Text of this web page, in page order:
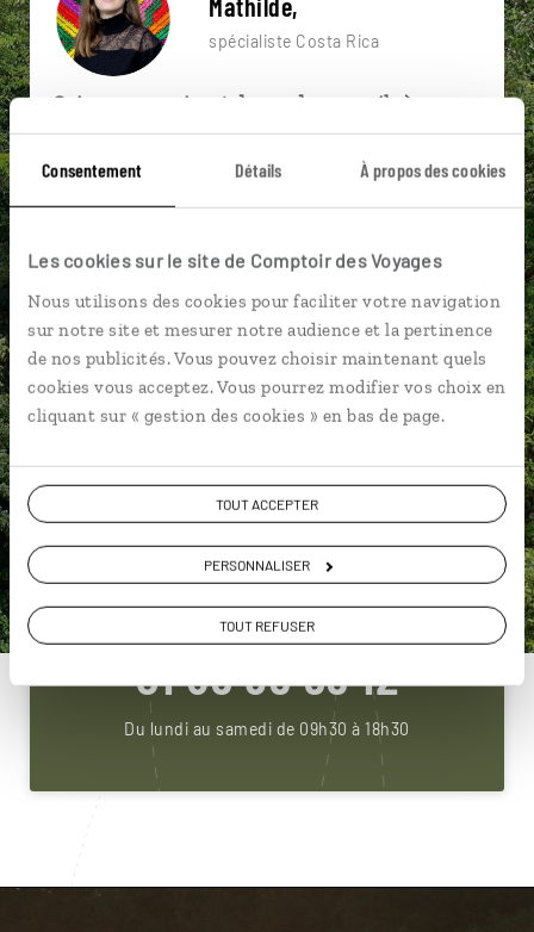
Consentement Détails À propos des cookies
Les cookies sur le site de Comptoir des Voyages
Nous utilisons des cookies pour faciliter votre navigation
sur notre site et mesurer notre audience et la pertinence
de nos publicités. Vous pouvez choisir maintenant quels
cookies vous acceptez. Vous pourrez modifier vos choix en
cliquant sur « gestion des cookies » en bas de page.
TOUT ACCEPTER
PERSONNALISER
TOUT REFUSER
spécialiste Costa Rica
Suivez vos envies et demandez conseils à nos
spécialistes
Ils sauront organiser votre itinéraire au plus
près de vos envies et de la réalité du pays.
Échangez en face à face ou depuis nos studios
téléphone.
Vous gardez le même interlocuteur avant,
pendant et après votre voyage.
DEMANDER UN DEVIS
ou
Rica
01 86 95 65 12
Du lundi au samedi de 09h30 à 18h30